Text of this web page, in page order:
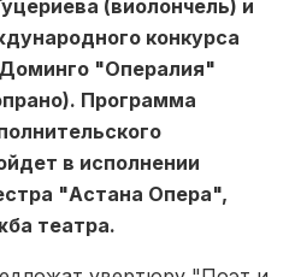
(виолончель) и
конкурса
"Опералия"
Программа
в исполнении
"Астана Опера",
театра.